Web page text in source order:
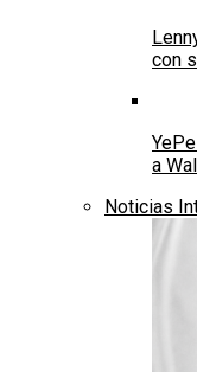
con
a
Noticias